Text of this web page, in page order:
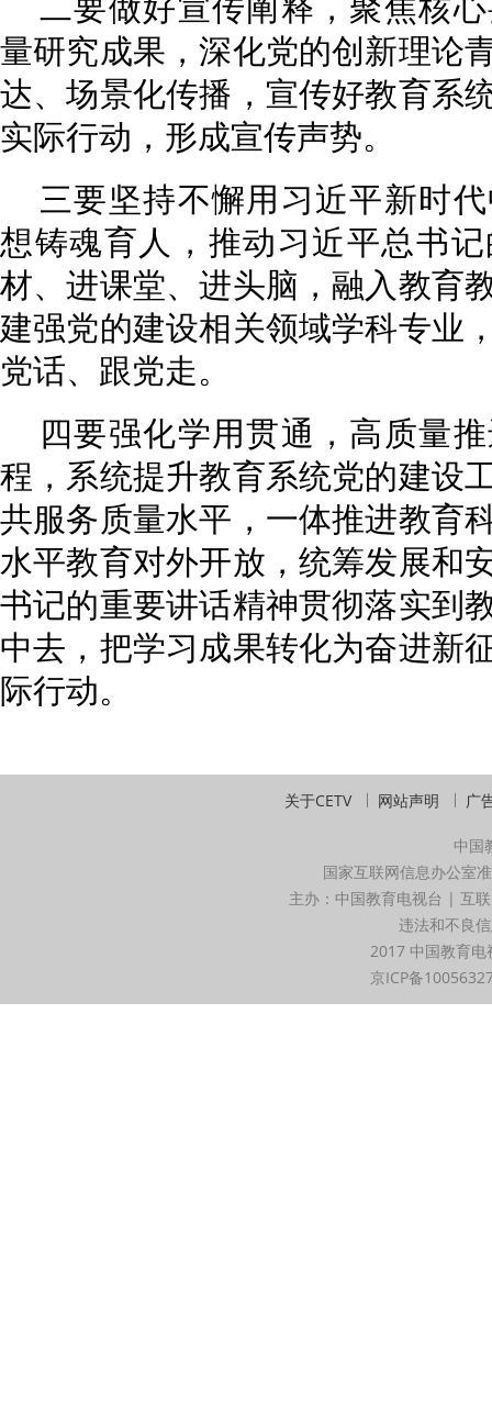
量研究成果，深化党的创新理论
达、场景化传播，宣传好教育系
实际行动，形成宣传声势。
三要坚持不懈用习近平新时
想铸魂育人，推动习近平总书
材、进课堂、进头脑，融入教育
建强党的建设相关领域学科专业
党话、跟党走。
四要强化学用贯通，高质量
程，系统提升教育系统党的建设
共服务质量水平，一体推进教育
水平教育对外开放，统筹发展和
书记的重要讲话精神贯彻落实到
中去，把学习成果转化为奋进新
际行动。
关于CETV 网站声明 广
中国
国家互联网信息办公室
主办：中国教育电视台 | 互
违法和不良
2017 中国教育
京ICP备